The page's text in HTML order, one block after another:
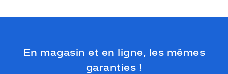
En magasin et en ligne, les mêmes
garanties !